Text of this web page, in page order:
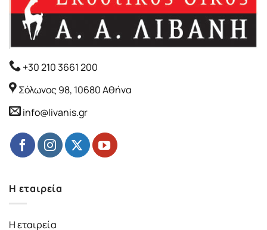
+30 210 3661 200
Σόλωνος 98, 10680 Αθήνα
info@livanis.gr
Η εταιρεία
Η εταιρεία